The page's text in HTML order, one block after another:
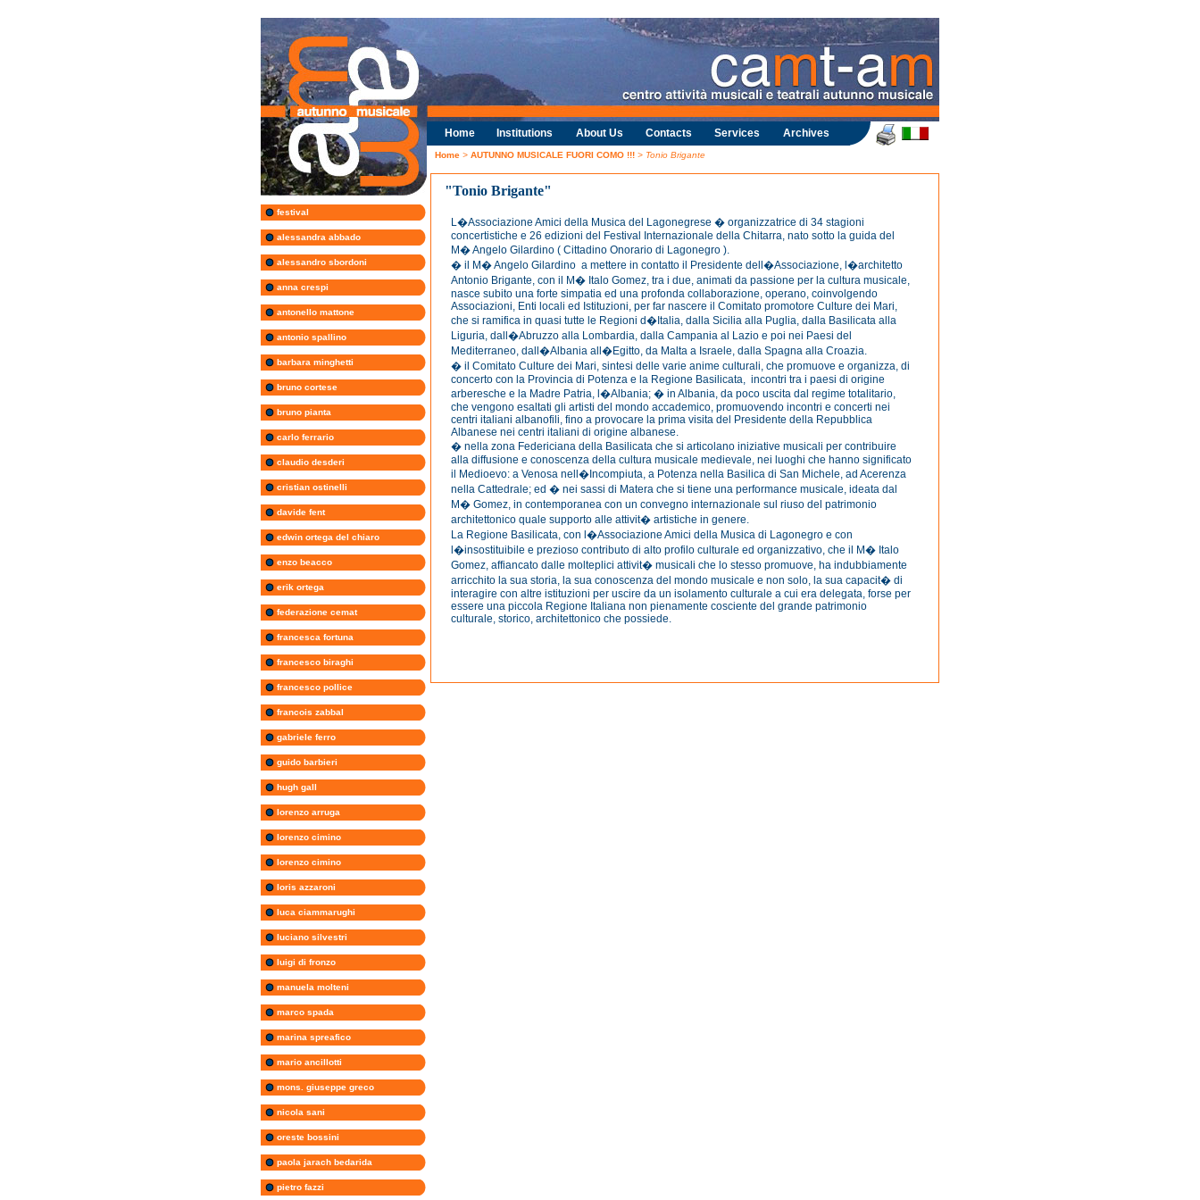
festival
alessandra abbado
alessandro sbordoni
anna crespi
antonello mattone
antonio spallino
barbara minghetti
bruno cortese
bruno pianta
carlo ferrario
claudio desderi
cristian ostinelli
davide fent
edwin ortega del chiaro
enzo beacco
erik ortega
federazione cemat
francesca fortuna
francesco biraghi
francesco pollice
francois zabbal
gabriele ferro
guido barbieri
hugh gall
lorenzo arruga
lorenzo cimino
lorenzo cimino
loris azzaroni
luca ciammarughi
luciano silvestri
luigi di fronzo
manuela molteni
marco spada
marina spreafico
mario ancillotti
mons. giuseppe greco
nicola sani
oreste bossini
paola jarach bedarida
pietro fazzi
Home Institutions About Us Contacts Services Archives
Home > AUTUNNO MUSICALE FUORI COMO !!! > Tonio Brigante
"Tonio Brigante"
L�Associazione Amici della Musica del Lagonegrese � organizzatrice di 34 stagioni
concertistiche e 26 edizioni del Festival Internazionale della Chitarra, nato sotto la guida del
M� Angelo Gilardino ( Cittadino Onorario di Lagonegro ).
� il M� Angelo Gilardino a mettere in contatto il Presidente dell�Associazione, l�architetto
Antonio Brigante, con il M� Italo Gomez, tra i due, animati da passione per la cultura musicale,
nasce subito una forte simpatia ed una profonda collaborazione, operano, coinvolgendo
Associazioni, Enti locali ed Istituzioni, per far nascere il Comitato promotore Culture dei Mari,
che si ramifica in quasi tutte le Regioni d�Italia, dalla Sicilia alla Puglia, dalla Basilicata alla
Liguria, dall�Abruzzo alla Lombardia, dalla Campania al Lazio e poi nei Paesi del
Mediterraneo, dall�Albania all�Egitto, da Malta a Israele, dalla Spagna alla Croazia.
� il Comitato Culture dei Mari, sintesi delle varie anime culturali, che promuove e organizza, di
concerto con la Provincia di Potenza e la Regione Basilicata, incontri tra i paesi di origine
arberesche e la Madre Patria, l�Albania; � in Albania, da poco uscita dal regime totalitario,
che vengono esaltati gli artisti del mondo accademico, promuovendo incontri e concerti nei
centri italiani albanofili, fino a provocare la prima visita del Presidente della Repubblica
Albanese nei centri italiani di origine albanese.
� nella zona Federiciana della Basilicata che si articolano iniziative musicali per contribuire
alla diffusione e conoscenza della cultura musicale medievale, nei luoghi che hanno significato
il Medioevo: a Venosa nell�Incompiuta, a Potenza nella Basilica di San Michele, ad Acerenza
nella Cattedrale; ed � nei sassi di Matera che si tiene una performance musicale, ideata dal
M� Gomez, in contemporanea con un convegno internazionale sul riuso del patrimonio
architettonico quale supporto alle attivit� artistiche in genere.
La Regione Basilicata, con l�Associazione Amici della Musica di Lagonegro e con
l�insostituibile e prezioso contributo di alto profilo culturale ed organizzativo, che il M� Italo
Gomez, affiancato dalle molteplici attivit� musicali che lo stesso promuove, ha indubbiamente
arricchito la sua storia, la sua conoscenza del mondo musicale e non solo, la sua capacit� di
interagire con altre istituzioni per uscire da un isolamento culturale a cui era delegata, forse per
essere una piccola Regione Italiana non pienamente cosciente del grande patrimonio
culturale, storico, architettonico che possiede.